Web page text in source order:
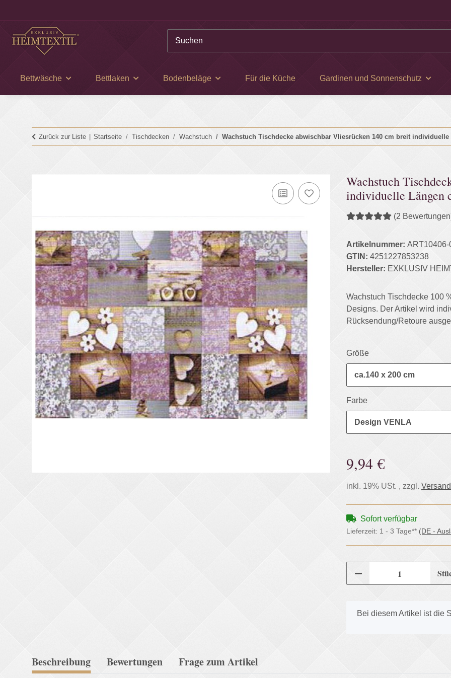
Bettwäsche Bettlaken Bodenbeläge Für die Küche Gardinen und Sonnenschutz
Zurück zur Liste Startseite Tischdecken Wachstuch Wachstuch Tischdecke abwischbar Vliesrücken 140 cm breit individuelle
Wachstuch
individuelle Längen
(2
Artikelnummer: ART10406-
GTIN: 4251227853238
Hersteller: EXKLUSIV
Wachstuch Tischdecke 100
Designs. Der Artikel wird
Rücksendung/Retoure
Größe
ca.140 x 200 cm
Farbe
Design VENLA
9,94 €
inkl. 19% USt. , zzgl. Versand
Sofort verfügbar
Lieferzeit: 1 - 3 Tage** (DE -
xBei diesem Artikel ist die
Beschreibung Bewertungen Frage zum Artikel